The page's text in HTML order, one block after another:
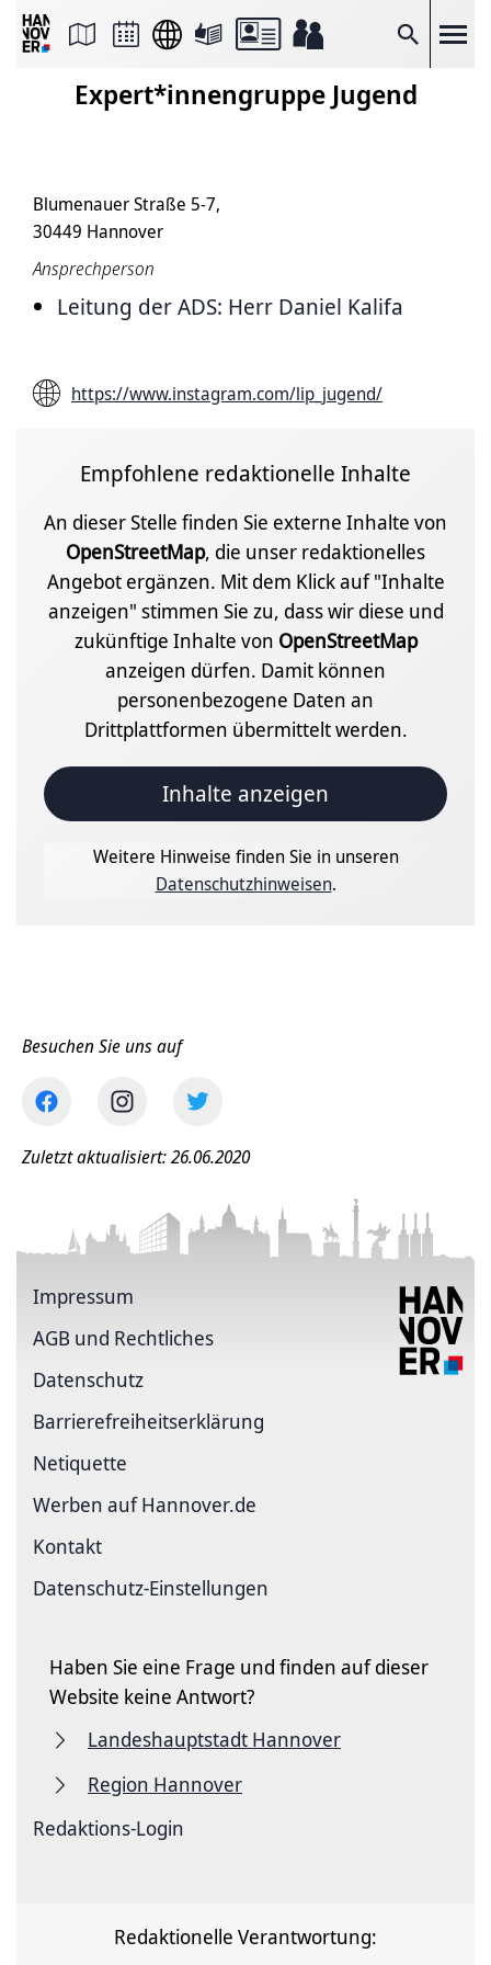
Suche
Seite
Seitenlink
Seite
Expert*innengruppe Jugend
Blumenauer Straße 5-7,
30449 Hannover
Ansprechperson
Leitung der ADS: Herr Daniel Kalifa
https://www.instagram.com/lip_jugend/
Empfohlene redaktionelle Inhalte
An dieser Stelle finden Sie externe Inhalte von
OpenStreetMap, die unser redaktionelles
Angebot ergänzen. Mit dem Klick auf "Inhalte
anzeigen" stimmen Sie zu, dass wir diese und
zukünftige Inhalte von OpenStreetMap
anzeigen dürfen. Damit können
personenbezogene Daten an
Drittplattformen übermittelt werden.
Inhalte anzeigen
Weitere Hinweise finden Sie in unseren
Datenschutzhinweisen.
Besuchen Sie uns auf
Zuletzt aktualisiert: 26.06.2020
Impressum
AGB und Rechtliches
Datenschutz
Barriere­freiheits­erklärung
Netiquette
Werben auf Hannover.de
Kontakt
Datenschutz-Einstellungen
Haben Sie eine Frage und finden auf dieser
Website keine Antwort?
Landeshauptstadt Hannover
Region Hannover
Redaktions-Login
Redaktionelle Verantwortung: